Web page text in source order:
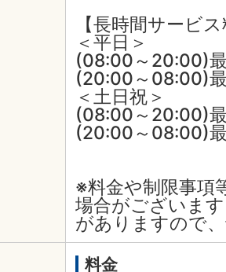
【長時間サービ
＜平日＞
(08:00～20:00)
(20:00～08:00)
＜土日祝＞
(08:00～20:00)
(20:00～08:00)
※料金や制限事項
場合がございま
がありますので
料金